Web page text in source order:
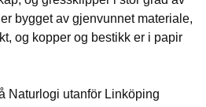
bygget av gjenvunnet materiale,
og kopper og bestikk er i papir